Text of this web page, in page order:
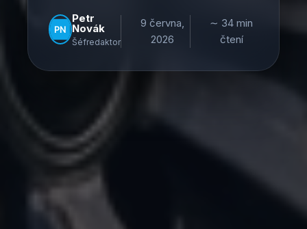
Petr
Novák
Šéfredaktor
9 června,
2026
∼ 34 min
čtení